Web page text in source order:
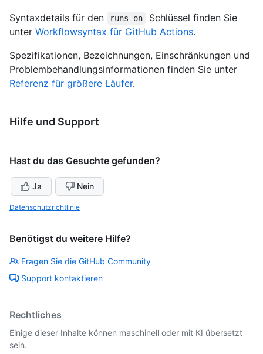
Syntaxdetails für den runs-on
Schlüssel finden Sie
unter Workflowsyntax für GitHub Actions.
Spezifikationen, Bezeichnungen, Einschränkungen und
Problembehandlungsinformationen finden Sie unter
Referenz für größere Läufer.
Hilfe und Support
Hast du das Gesuchte gefunden?
Ja Nein
Datenschutzrichtlinie
Benötigst du weitere Hilfe?
Fragen Sie die GitHub Community
Support kontaktieren
Rechtliches
Einige dieser Inhalte können maschinell oder mit KI übersetzt
sein.